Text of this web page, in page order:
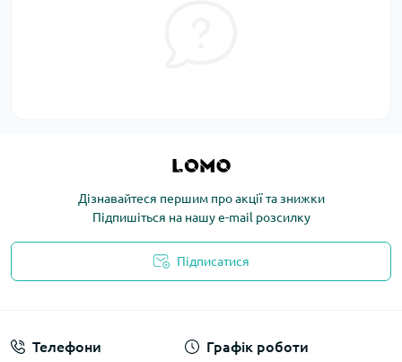
Дізнавайтеся першим про акції та знижки
Підпишіться на нашу e-mail розсилку
Підписатися
Телефони Графік роботи